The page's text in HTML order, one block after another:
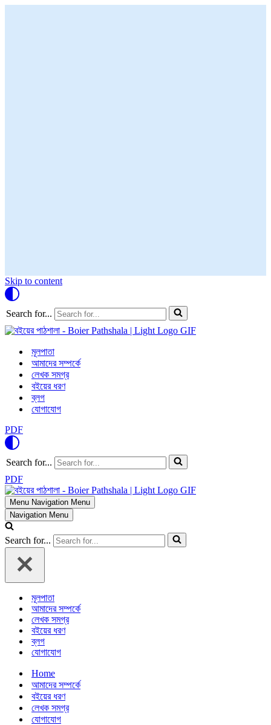
Skip to content
Search for...
মূলপাতা
আমাদের সম্পর্কে
লেখক সমগ্র
বইয়ের ধরণ
ব্লগ
যোগাযোগ
PDF
Search for...
PDF
Menu Navigation Menu
Navigation Menu
Search for...
মূলপাতা
আমাদের সম্পর্কে
লেখক সমগ্র
বইয়ের ধরণ
ব্লগ
যোগাযোগ
Home
আমাদের সম্পর্কে
বইয়ের ধরণ
লেখক সমগ্র
যোগাযোগ